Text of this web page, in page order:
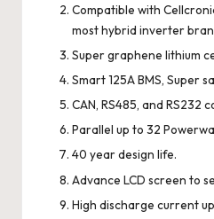
Compatible with
most hybrid inverter
Super graphene lithium
Smart 125A BMS, Super
CAN, RS485, and RS232
Parallel up to 32
40 year design life.
Advance LCD screen to
High discharge current